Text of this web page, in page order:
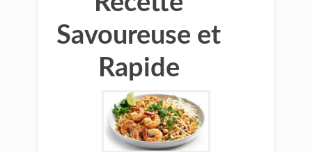
Savoureuse et
Rapide